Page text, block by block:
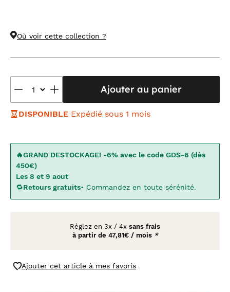
Où voir cette collection ?
Ajouter au panier
DISPONIBLE Expédié sous 1 mois
🔥GRAND DESTOCKAGE! -6% avec le code GDS-6 (dès
450€)
Les 8 et 9 aout
🔁Retours gratuits• Commandez en toute sérénité.
Réglez en 3x / 4x sans frais
à partir de 47,81€ / mois *
Ajouter cet article à mes favoris